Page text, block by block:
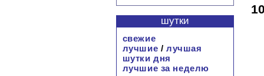
10
шутки
свежие
лучшие / лучшая
шутки дня
лучшие за неделю